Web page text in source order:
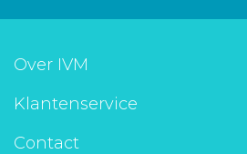
Over IVM
Klantenservice
Contact